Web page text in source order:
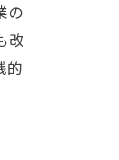
の
改
的